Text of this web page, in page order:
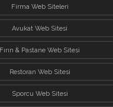
Firma Web Siteleri
Avukat Web Sitesi
Fırın & Pastane Web Sitesi
Restoran Web Sitesi
Sporcu Web Sitesi